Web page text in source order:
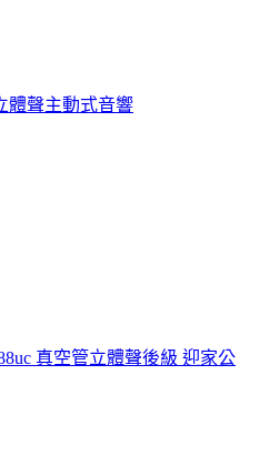
體聲主動式音響
真空管立體聲後級 迎家公